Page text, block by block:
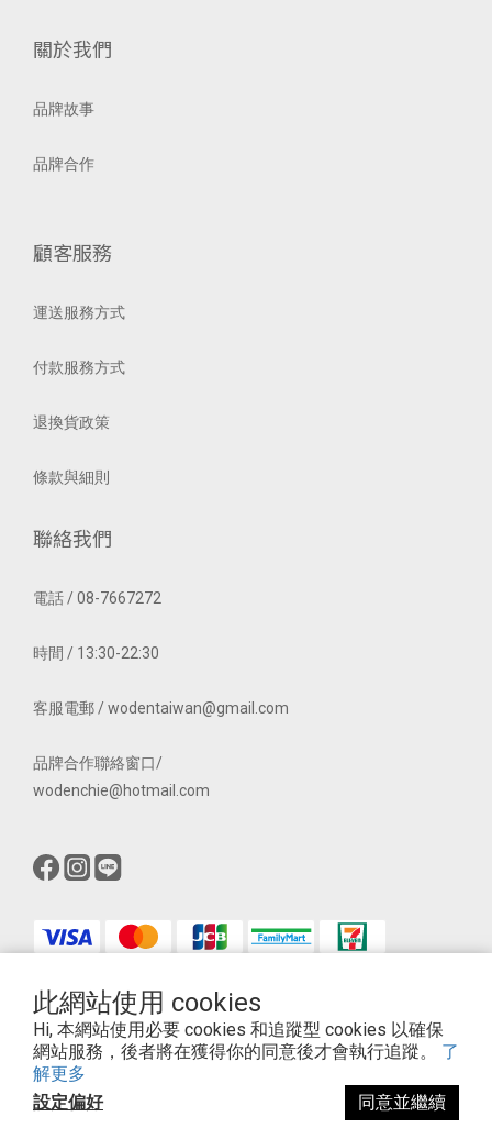
此網站使用 cookies
Hi, 本網站使用必要 cookies 和追蹤型 cookies 以確保
網站服務，後者將在獲得你的同意後才會執行追蹤。 了
解更多
設定偏好
同意並繼續
關於我們
品牌故事
品牌合作
顧客服務
運送服務方式
付款服務方式
退換貨政策
條款與細則
聯絡我們
電話 / 08-7667272
時間 / 13:30-22:30
客服電郵 / wodentaiwan@gmail.com
品牌合作聯絡窗口/
wodenchie@hotmail.com
$ TWD 繁體中文